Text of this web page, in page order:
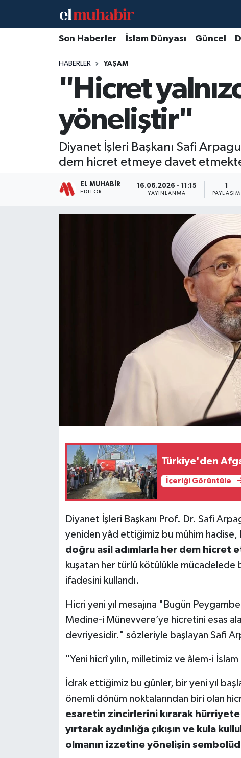
Son Haberler İslam Dünyası Güncel
HABERLER YAŞAM
"Hicret
yöneliştir"
Diyanet İşleri Başkanı Safi
dem hicret etmeye davet
EL MUHABIR
EDITÖR
16.06.2026 - 11:15
YAYINLANMA
1
PAYLAŞIM
Türkiye'den
İçeriği Görüntüle
Diyanet İşleri Başkanı Prof. Dr. Safi
yeniden yâd ettiğimiz bu mühim hadise,
doğru asil adımlarla her dem hicret
kuşatan her türlü kötülükle mücadelede
ifadesini kullandı.
Hicri yeni yıl mesajına "Bugün
Medine-i Münevvere’ye hicretini esas
devriyesidir." sözleriyle başlayan Safi
"Yeni hicrî yılın, milletimiz ve âlem-i
İdrak ettiğimiz bu günler, bir yeni yıl
önemli dönüm noktalarından biri olan
esaretin zincirlerini kırarak hürriyete
yırtarak aydınlığa çıkışın ve kula
olmanın izzetine yönelişin
Hava Durumu
Trafik Durumu
Süper Lig Puan Durumu ve Fikstür
Tüm Manşetler
Son Dakika Haberleri